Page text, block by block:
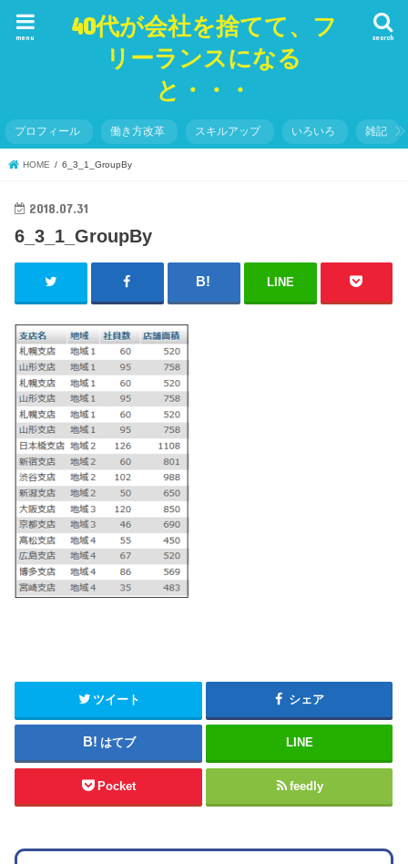
40代が会社を捨てて、フ
リーランスになる
と・・・
search
menu
プロフィール 働き方改革 スキルアップ いろいろ 雑記
HOME 6_3_1_GroupBy
2018.07.31
6_3_1_GroupBy
LINE
ツイート シェア
はてブ LINE
Pocket feedly